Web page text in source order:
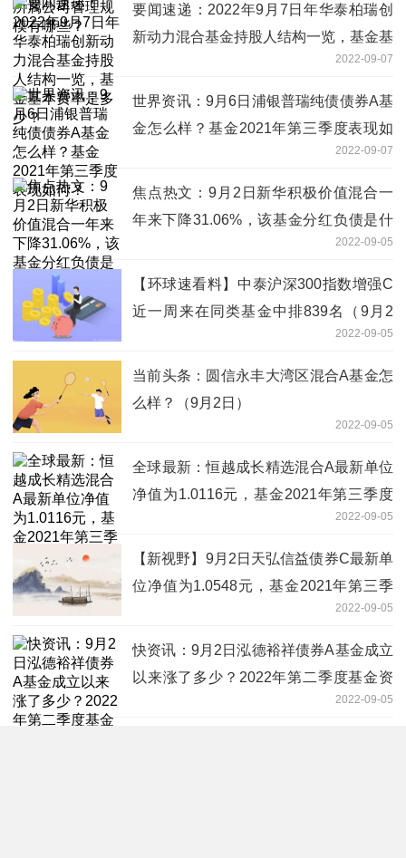
要闻速递：2022年9月7日年华泰柏瑞创
新动力混合基金持股人结构一览，基金基
2022-09-07
世界资讯：9月6日浦银普瑞纯债债券A基
金怎么样？基金2021年第三季度表现如
2022-09-07
焦点热文：9月2日新华积极价值混合一
年来下降31.06%，该基金分红负债是什
2022-09-05
【环球速看料】中泰沪深300指数增强C
近一周来在同类基金中排839名（9月2
2022-09-05
当前头条：圆信永丰大湾区混合A基金怎
么样？（9月2日）
2022-09-05
全球最新：恒越成长精选混合A最新单位
净值为1.0116元，基金2021年第三季度
2022-09-05
【新视野】9月2日天弘信益债券C最新单
位净值为1.0548元，基金2021年第三季
2022-09-05
快资讯：9月2日泓德裕祥债券A基金成立
以来涨了多少？2022年第二季度基金资
2022-09-05